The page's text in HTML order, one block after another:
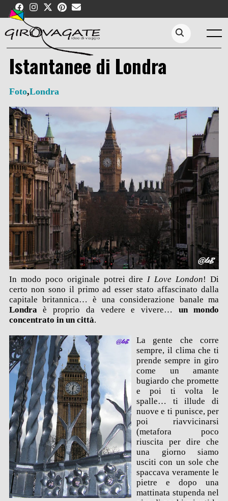
Skip
content
Menu
Search...
Istantanee di Londra
Foto,Londra
In modo poco originale potrei direI Love London! Di
certo non sono il primo ad esser stato affascinato dalla
capitale britannica… è una considerazione banale ma
Londraè proprio da vedere e vivere… un mondo
concentrato in un città.
La gente che corre
sempre, il clima che ti
prende sempre in giro
come un amante
bugiardo che promette
e poi ti volta le
spalle… ti illude di
nuove e ti punisce, per
poi riavvicinarsi
(metafora poco
riuscita per dire che
una giorno siamo
usciti con un sole che
spaccava veramente le
pietre e dopo una
mattinata stupenda nel